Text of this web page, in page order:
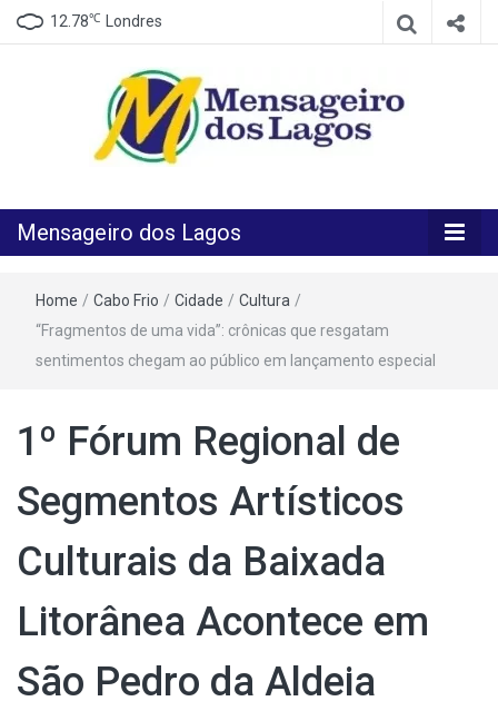
12.78℃ Londres
Mensageiro
dos Lagos
Mensageiro dos Lagos
Home / Cabo Frio / Cidade / Cultura /
“Fragmentos de uma vida”: crônicas que resgatam
sentimentos chegam ao público em lançamento especial
1º Fórum Regional de
Segmentos Artísticos
Culturais da Baixada
Litorânea Acontece em
São Pedro da Aldeia